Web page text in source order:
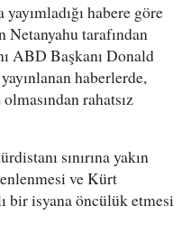
habere göre
Netanyahu tarafından
ABD Başkanı Donald
haberlerde,
rahatsız
sınırına yakın
ve Kürt
bir isyana öncülük etmesi